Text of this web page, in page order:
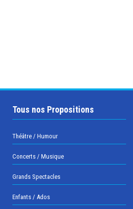
Tous nos Propositions
Théâtre / Humour
Concerts / Musique
Grands Spectacles
Enfants / Ados